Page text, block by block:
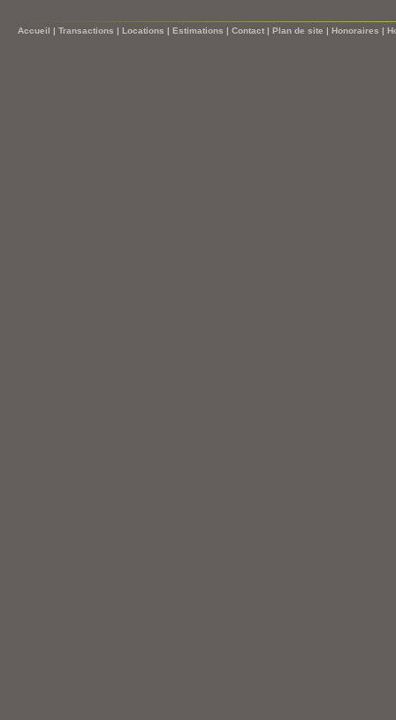
Accueil | Transactions | Locations | Estimations | Contact | Plan de site | Honoraires |